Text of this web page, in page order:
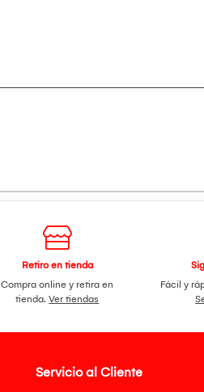
Retiro en tienda
Compra online y retira en
tienda.Ver tiendas
Fácil y
Servicio al Cliente